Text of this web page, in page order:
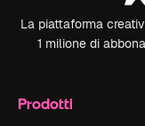
La piattaforma
1 milione di
Prodotti